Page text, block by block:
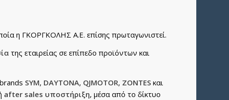
η ΓΚΟΡΓΚΟΛΗΣ Α.Ε. επίσης πρωταγωνιστεί.
της εταιρείας σε επίπεδο προϊόντων και
SYM, DAYTONA, QJMOTOR, ZONTES και
after sales υποστήριξη, μέσα από το δίκτυο